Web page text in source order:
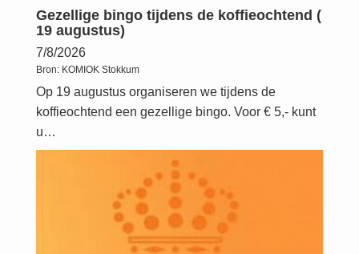
Gezellige bingo tijdens de koffieochtend (
19 augustus)
7/8/2026
Bron: KOMIOK Stokkum
Op 19 augustus organiseren we tijdens de
koffieochtend een gezellige bingo. Voor € 5,- kunt
u…